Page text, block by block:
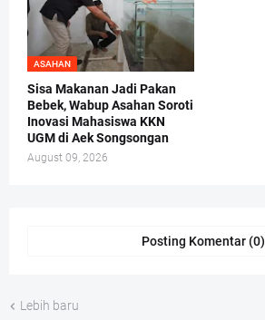
ASAHAN
Sisa Makanan Jadi Pakan
Bebek, Wabup Asahan Soroti
Inovasi Mahasiswa KKN
UGM di Aek Songsongan
August 09, 2026
Posting Komentar (0)
Lebih baru